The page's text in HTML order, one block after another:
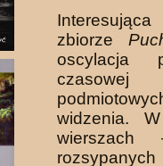
zbiorze
oscylacja
czasowej
widzenia.